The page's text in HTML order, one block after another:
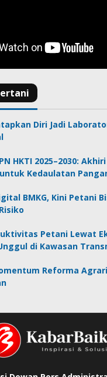
Diri Jadi
HKTI 2025–2030:
Kedaulatan
BMKG, Kini Petani
Petani Lewat
di Kawasan
Reforma